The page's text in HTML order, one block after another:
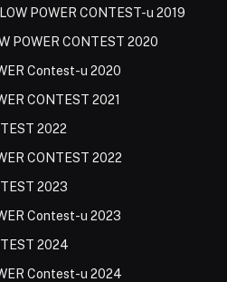
POWER CONTEST-u 2019
POWER CONTEST 2020
Contest-u 2020
CONTEST 2021
2022
CONTEST 2022
2023
Contest-u 2023
2024
Contest-u 2024